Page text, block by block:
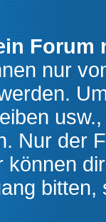
Forum
nur
Nur der
können